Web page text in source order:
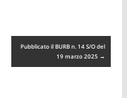
Pubblicato il BURB n. 14 S/O del
19 marzo 2025 →